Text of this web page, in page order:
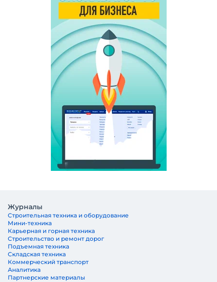
Журналы
Строительная техника и оборудование
Мини-техника
Карьерная и горная техника
Строительство и ремонт дорог
Подъемная техника
Складская техника
Коммерческий транспорт
Аналитика
Партнерские материалы